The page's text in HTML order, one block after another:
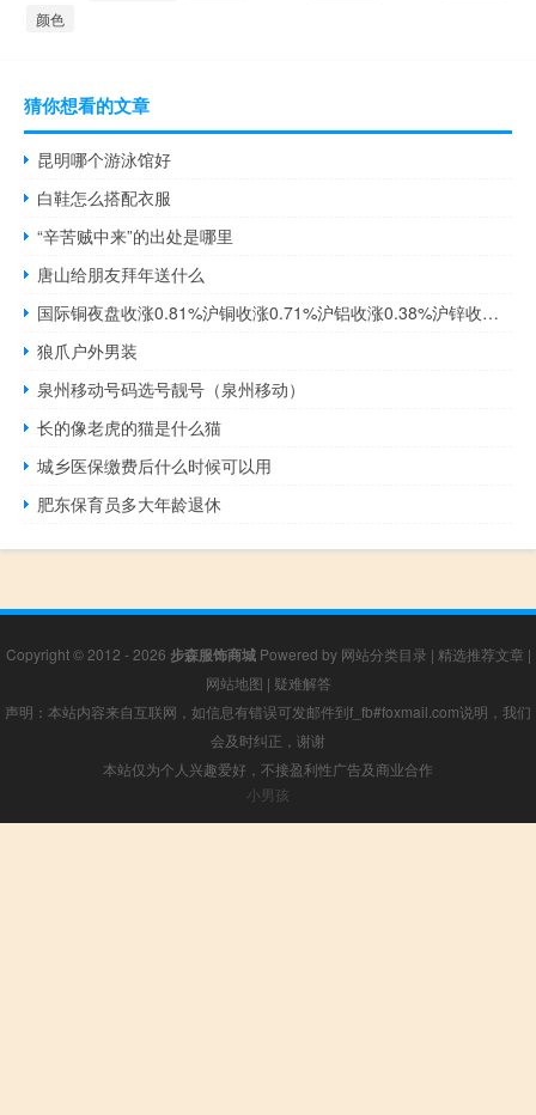
颜色
猜你想看的文章
昆明哪个游泳馆好
白鞋怎么搭配衣服
“辛苦贼中来”的出处是哪里
唐山给朋友拜年送什么
国际铜夜盘收涨0.81%沪铜收涨0.71%沪铝收涨0.38%沪锌收涨0.27%沪铅收涨0.31%沪镍收涨0.71%沪锡收涨0.68%氧化铝夜盘收跌0.07%不锈钢夜盘收跌0.06%
狼爪户外男装
泉州移动号码选号靓号（泉州移动）
长的像老虎的猫是什么猫
城乡医保缴费后什么时候可以用
肥东保育员多大年龄退休
Copyright © 2012 - 2026 步森服饰商城Powered by 网站分类目录 | 精选推荐文章 |
网站地图 | 疑难解答
声明：本站内容来自互联网，如信息有错误可发邮件到f_fb#foxmail.com说明，我们
会及时纠正，谢谢
本站仅为个人兴趣爱好，不接盈利性广告及商业合作
小男孩